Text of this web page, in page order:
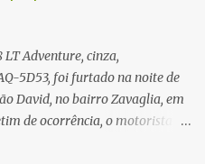
Adventure, cinza,
5D53, foi furtado na noite de
David, no bairro Zavaglia, em
de ocorrência, o motorista